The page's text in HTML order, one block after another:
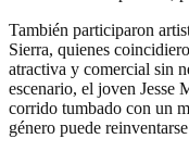
También participaron
Sierra, quienes
atractiva y comercial sin
escenario, el joven Jesse
corrido tumbado con un
género puede